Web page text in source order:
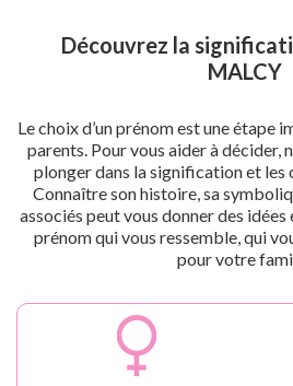
Découvrez la
MALCY
Le choix d’un prénom est une étape
parents. Pour vous aider à décider,
plonger dans la signification et les
Connaître son histoire, sa
associés peut vous donner des
prénom qui vous ressemble, qui
pour votre